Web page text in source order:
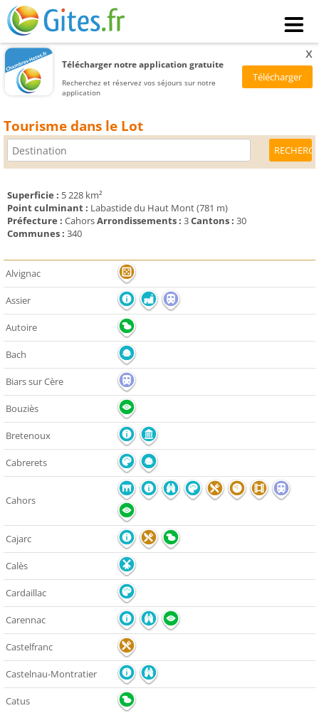
Télécharger notre application gratuite
Recherchez et réservez vos séjours sur notre
application
x
Tourisme dans le Lot
Superficie : 5 228 km²
Point culminant : Labastide du Haut Mont (781 m)
Préfecture : CahorsArrondissements : 3Cantons : 30
Communes : 340
Alvignac
Assier
Autoire
Bach
Biars sur Cère
Bouziès
Bretenoux
Cabrerets
Cahors
Cajarc
Calès
Cardaillac
Carennac
Castelfranc
Castelnau-Montratier
Catus